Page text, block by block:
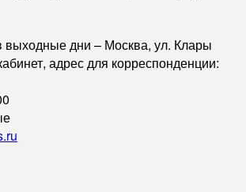
выходные дни – Москва, ул. Клары
адрес для корреспонденции: